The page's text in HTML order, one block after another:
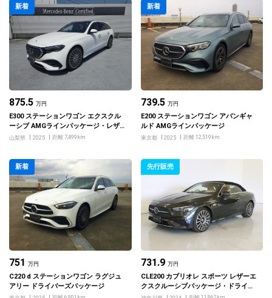
新着
875.5 万円
E300 ステーションワゴン エクスクル
ーシブ AMGラインパッケージ・レザ
ーエクスクルーシブパッケージ
山梨県 2025 距離 7,499km
新着
739.5 万円
E200 ステーションワゴン アバンギャ
ルド AMGラインパッケージ
東京都 2025 距離 12,519km
新着
751 万円
C220 d ステーションワゴン ラグジュ
アリー ドライバーズパッケージ
先行販売
731.9 万円
CLE200 カブリオレ スポーツ レザーエ
クスクルーシブパッケージ・ドライバ
ーズパッケージ